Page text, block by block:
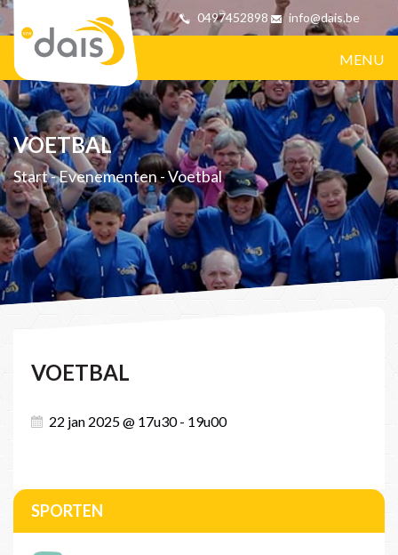
0497452898 info@dais.be
MENU
VOETBAL
Start-Evenementen-Voetbal
VOETBAL
22 jan 2025 @ 17u30 - 19u00
SPORTEN